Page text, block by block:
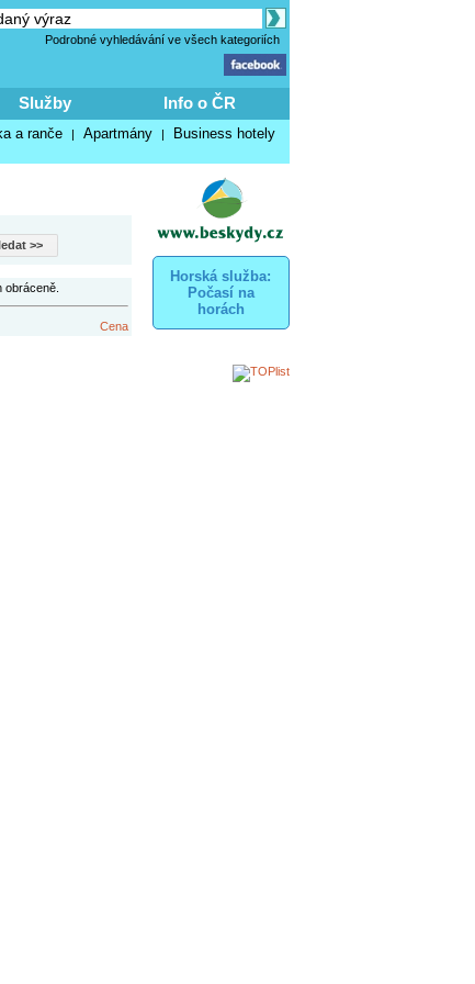
Podrobné vyhledávání ve všech kategoriích
Služby Info o ČR
a ranče | Apartmány | Business hotely
Horská služba:
Počasí na
horách
Cena